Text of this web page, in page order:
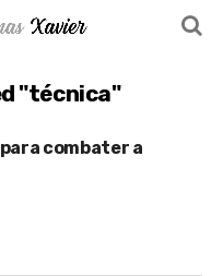
"técnica"
combater a